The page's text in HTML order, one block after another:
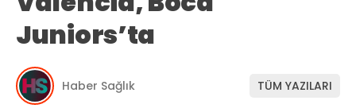
Juniors’ta
Haber Sağlık TÜM YAZILARI